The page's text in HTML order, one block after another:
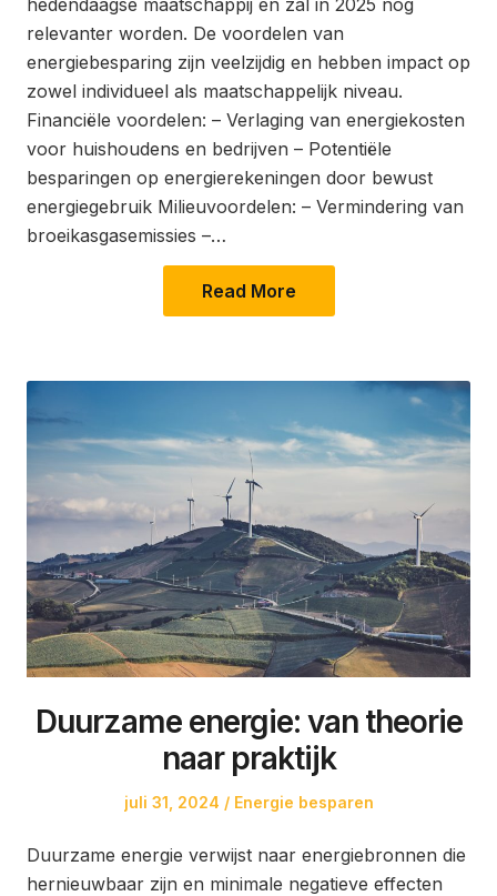
hedendaagse maatschappij en zal in 2025 nog
relevanter worden. De voordelen van
energiebesparing zijn veelzijdig en hebben impact op
zowel individueel als maatschappelijk niveau.
Financiële voordelen: – Verlaging van energiekosten
voor huishoudens en bedrijven – Potentiële
besparingen op energierekeningen door bewust
energiegebruik Milieuvoordelen: – Vermindering van
broeikasgasemissies –…
Read More
Duurzame energie: van theorie
naar praktijk
Posted
juli 31, 2024
Posted
Energie besparen
Duurzame energie verwijst naar energiebronnen die
hernieuwbaar zijn en minimale negatieve effecten